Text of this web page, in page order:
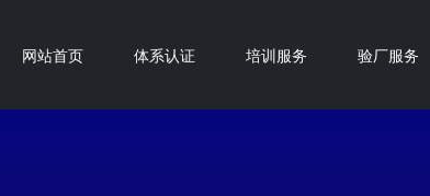
网站首页 体系认证 培训服务 验厂服务